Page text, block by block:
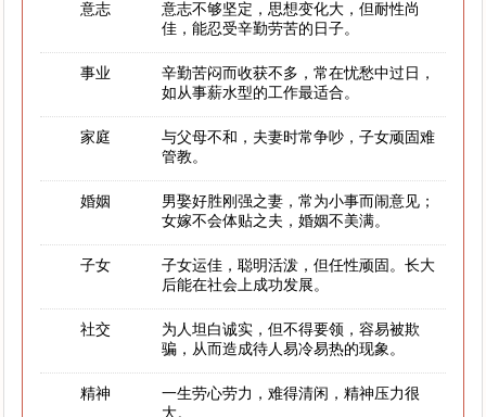
意志
意志不够坚定，思想变化大，但耐性尚
佳，能忍受辛勤劳苦的日子。
事业
辛勤苦闷而收获不多，常在忧愁中过日，
如从事薪水型的工作最适合。
家庭
与父母不和，夫妻时常争吵，子女顽固难
管教。
婚姻
男娶好胜刚强之妻，常为小事而闹意见；
女嫁不会体贴之夫，婚姻不美满。
子女
子女运佳，聪明活泼，但任性顽固。长大
后能在社会上成功发展。
社交
为人坦白诚实，但不得要领，容易被欺
骗，从而造成待人易冷易热的现象。
精神
一生劳心劳力，难得清闲，精神压力很
大。